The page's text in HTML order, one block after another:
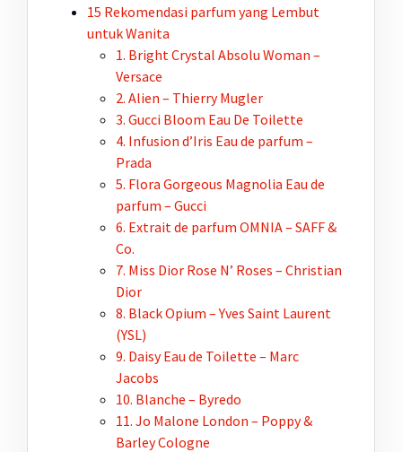
15 Rekomendasi parfum yang Lembut
untuk Wanita
1. Bright Crystal Absolu Woman –
Versace
2. Alien – Thierry Mugler
3. Gucci Bloom Eau De Toilette
4. Infusion d’Iris Eau de parfum –
Prada
5. Flora Gorgeous Magnolia Eau de
parfum – Gucci
6. Extrait de parfum OMNIA – SAFF &
Co.
7. Miss Dior Rose N’ Roses – Christian
Dior
8. Black Opium – Yves Saint Laurent
(YSL)
9. Daisy Eau de Toilette – Marc
Jacobs
10. Blanche – Byredo
11. Jo Malone London – Poppy &
Barley Cologne